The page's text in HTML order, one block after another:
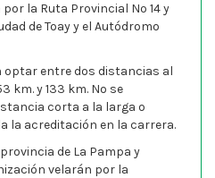
la Ruta Provincial Nº 14 y
de Toay y el Autódromo
optar entre dos distancias al
km. y 133 km. No se
corta a la larga o
la acreditación en la carrera.
de La Pampa y
velarán por la